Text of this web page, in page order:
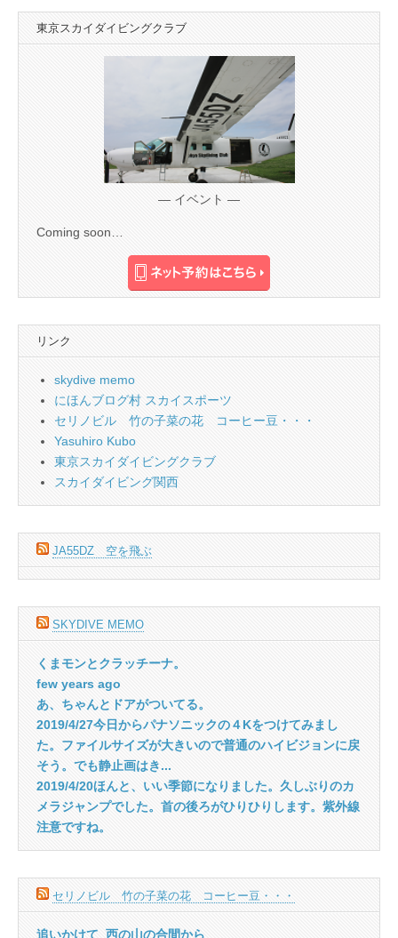
東京スカイダイビングクラブ
— イベント —
Coming soon…
リンク
skydive memo
にほんブログ村 スカイスポーツ
セリノビル 竹の子菜の花 コーヒー豆・・・
Yasuhiro Kubo
東京スカイダイビングクラブ
スカイダイビング関西
JA55DZ 空を飛ぶ
SKYDIVE MEMO
くまモンとクラッチーナ。
few years ago
あ、ちゃんとドアがついてる。
2019/4/27今日からパナソニックの４Kをつけてみまし
た。ファイルサイズが大きいので普通のハイビジョンに戻
そう。でも静止画はき...
2019/4/20ほんと、いい季節になりました。久しぶりのカ
メラジャンプでした。首の後ろがひりひりします。紫外線
注意ですね。
セリノビル 竹の子菜の花 コーヒー豆・・・
追いかけて_西の山の合間から